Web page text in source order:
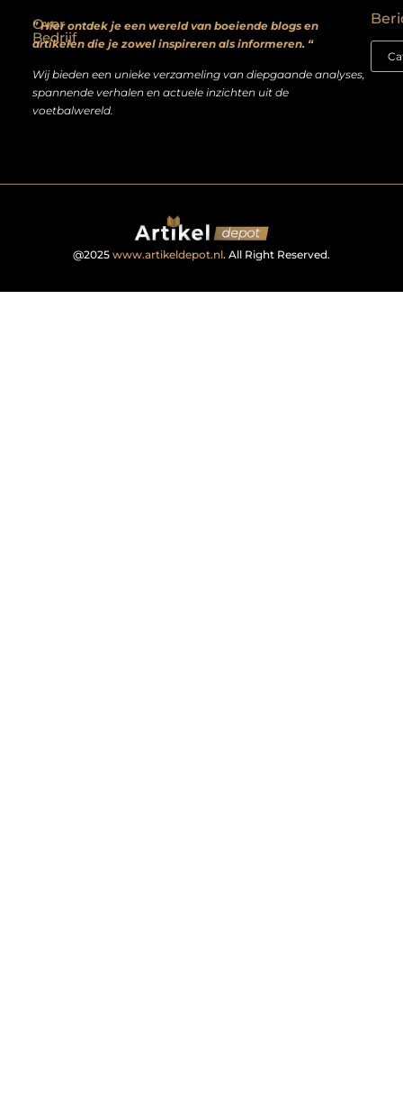
Over
Bedrijf
” Hier ontdek je een wereld van boeiende blogs en
artikelen die je zowel inspireren als informeren. “
Wij bieden een unieke verzameling van diepgaande analyses,
spannende verhalen en actuele inzichten uit de
voetbalwereld.
@2025 www.artikeldepot.nl. All Right Reserved.